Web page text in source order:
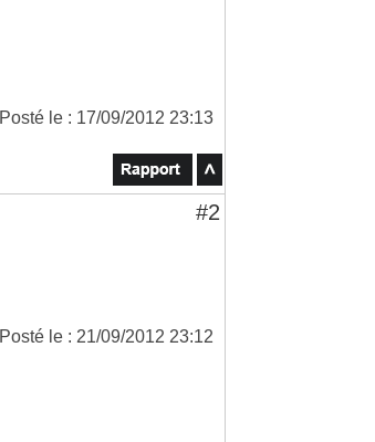
Posté le : 17/09/2012 23:13
#2
Posté le : 21/09/2012 23:12